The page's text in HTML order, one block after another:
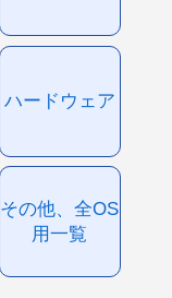
ハードウェア
その他、全OS
用一覧